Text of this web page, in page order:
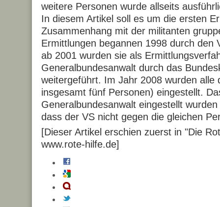
weitere Personen wurde allseits
In diesem Artikel soll es um die ersten
Zusammenhang mit der militanten
Ermittlungen begannen 1998 durch den
ab 2001 wurden sie als
Generalbundesanwalt durch das
weitergeführt. Im Jahr 2008 wurden alle
insgesamt fünf Personen) eingestellt.
Generalbundesanwalt eingestellt
dass der VS nicht gegen die gleichen
[Dieser Artikel erschien zuerst in "Die
www.rote-hilfe.de]